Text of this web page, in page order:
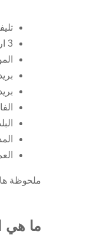
3 ارقام موبايل
ملحوظة
ما هي